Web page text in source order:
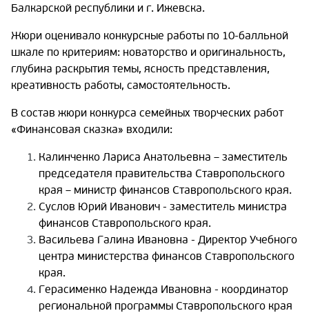
Балкарской республики и г. Ижевска.
Жюри оценивало конкурсные работы по 10-балльной
шкале по критериям: новаторство и оригинальность,
глубина раскрытия темы, ясность представления,
креативность работы, самостоятельность.
В состав жюри конкурса семейных творческих работ
«Финансовая сказка» входили:
Калинченко Лариса Анатольевна – заместитель
председателя правительства Ставропольского
края – министр финансов Ставропольского края.
Суслов Юрий Иванович - заместитель министра
финансов Ставропольского края.
Васильева Галина Ивановна - Директор Учебного
центра министерства финансов Ставропольского
края.
Герасименко Надежда Ивановна - координатор
региональной программы Ставропольского края